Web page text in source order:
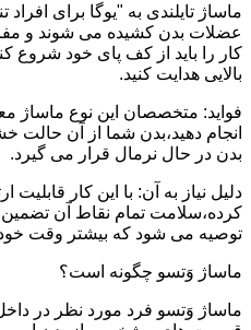
ماساژ تایلندی به "یوگا برای
عضلات بدن کشیده می شوند و
کار را باید از کف پای خود شروع
بالایی هدایت کنید.
فواید: متخصصان این نوع ماساژ
انجام دهید،بدن شما از آن
بدن در حال نرمال قرار می گیرد.
دلیل نیاز به آن: با این کار قابلیت
کرده،سلامت تمام نقاط آن
توصیه می شود که بیشتر وقت
ماساژ وَتسو چگونه است؟
ماساژ وَتسو فرد مورد نظر در